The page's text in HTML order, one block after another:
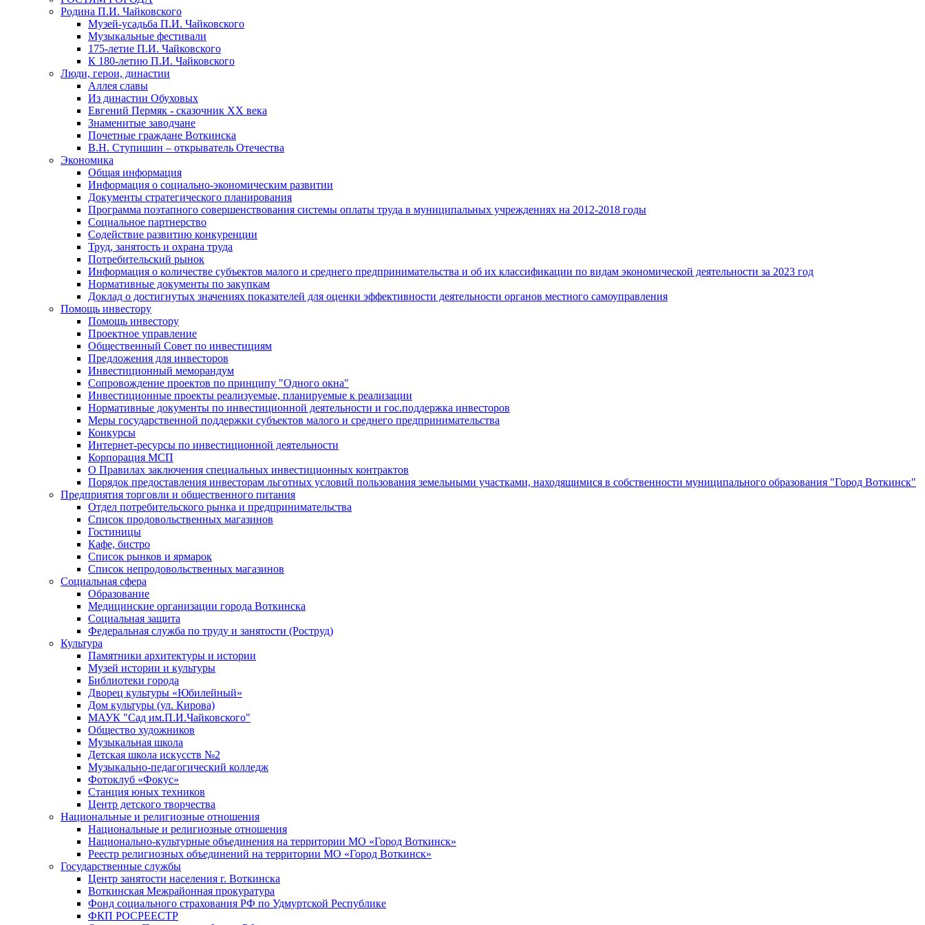
Родина П.И. Чайковского
Музей-усадьба П.И. Чайковского
Музыкальные фестивали
175-летие П.И. Чайковского
К 180-летию П.И. Чайковского
Люди, герои, династии
Аллея славы
Из династии Обуховых
Евгений Пермяк - сказочник XX века
Знаменитые заводчане
Почетные граждане Воткинска
В.Н. Ступишин – открыватель Отечества
Экономика
Общая информация
Информация о социально-экономическим развитии
Документы стратегического планирования
Программа поэтапного совершенствования системы оплаты труда в муниципальных учреждениях на 2012-2018 годы
Социальное партнерство
Содействие развитию конкуренции
Труд, занятость и охрана труда
Потребительский рынок
Информация о количестве субъектов малого и среднего предпринимательства и об их классификации по видам экономической деятельности за 2023 год
Нормативные документы по закупкам
Доклад о достигнутых значениях показателей для оценки эффективности деятельности органов местного самоуправления
Помощь инвестору
Помощь инвестору
Проектное управление
Общественный Совет по инвестициям
Предложения для инвесторов
Инвестиционный меморандум
Сопровождение проектов по принципу "Oдного окна"
Инвестиционные проекты реализуемые, планируемые к реализации
Нормативные документы по инвестиционной деятельности и гос.поддержка инвесторов
Меры государственной поддержки субъектов малого и среднего предпринимательства
Конкурсы
Интернет-ресурсы по инвестиционной деятельности
Корпорация МСП
О Правилах заключения специальных инвестиционных контрактов
Порядок предоставления инвесторам льготных условий пользования земельными участками, находящимися в собственности муниципального образования "Город Воткинск"
Предприятия торговли и общественного питания
Отдел потребительского рынка и предпринимательства
Список продовольственных магазинов
Гостиницы
Кафе, бистро
Cписок рынков и ярмарок
Список непродовольственных магазинов
Социальная сфера
Образование
Медицинские организации города Воткинска
Социальная защита
Федеральная служба по труду и занятости (Роструд)
Культура
Памятники архитектуры и истории
Музей истории и культуры
Библиотеки города
Дворец культуры «Юбилейный»
Дом культуры (ул. Кирова)
МАУК "Сад им.П.И.Чайковского"
Общество художников
Музыкальная школа
Детская школа искусств №2
Музыкально-педагогический колледж
Фотоклуб «Фокус»
Станция юных техников
Центр детского творчества
Национальные и религиозные отношения
Национальные и религиозные отношения
Национально-культурные объединения на территории МО «Город Воткинск»
Реестр религиозных объединений на территории МО «Город Воткинск»
Государственные службы
Центр занятости населения г. Воткинска
Воткинская Межрайонная прокуратура
Фонд социального страхования РФ по Удмуртской Республике
ФКП РОСРЕЕСТР